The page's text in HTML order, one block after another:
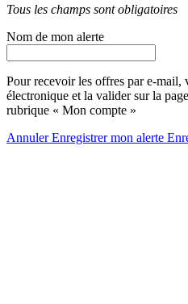
Tous les champs sont obligatoires
Nom de mon alerte
Pour recevoir les offres par e-mail,
électronique et la valider sur la
rubrique « Mon compte »
AnnulerEnregistrer mon alerte